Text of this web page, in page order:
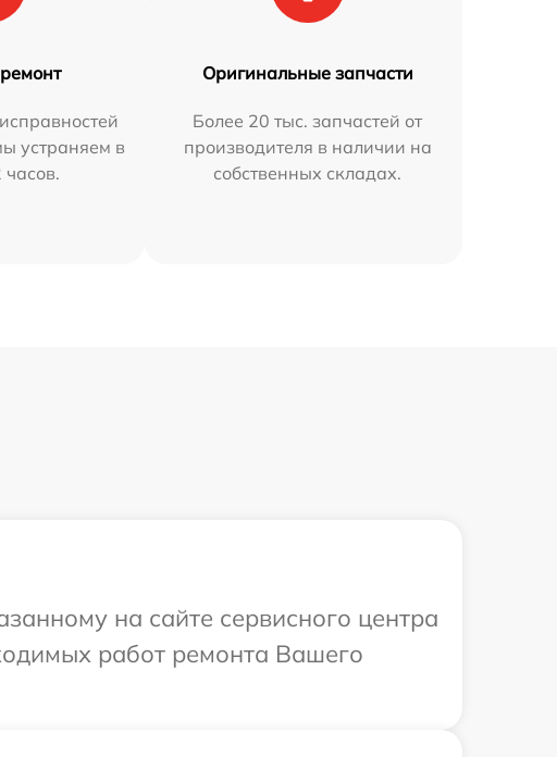
устраняем в
часов.
Оригинальные запчасти
Более 20 тыс. запчастей от
производителя в наличии на
собственных складах.
на сайте сервисного центра
работ ремонта Вашего